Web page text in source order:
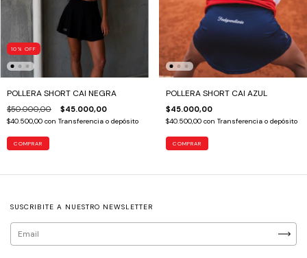
10 % OFF
POLLERA SHORT CAI NEGRA
$50.000,00 $45.000,00
$40.500,00 con Transferencia o depósito
COMPRAR
POLLERA SHORT CAI AZUL
$45.000,00
$40.500,00 con Transferencia o depósito
COMPRAR
SUSCRIBITE A NUESTRO NEWSLETTER